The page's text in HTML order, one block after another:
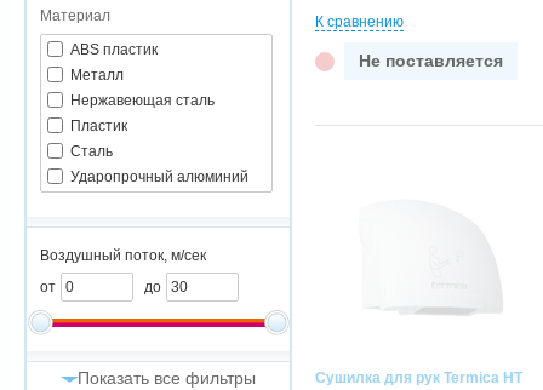
Материал
ABS пластик
Металл
Нержавеющая сталь
Пластик
Сталь
Ударопрочный алюминий
Воздушный поток, м/сек
от
до
Показать все фильтры
К сравнению
Не поставляется
Сушилка для рук Termica HT